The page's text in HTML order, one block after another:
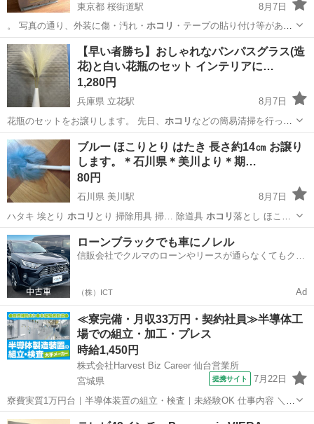
東京都 桜街道駅
8月7日
。 写真の通り、外装に傷・汚れ・ ホコリ ・テープの貼り付け等があり
ます。 状…
東京 武蔵村山市 桜街道駅 テレビ SONY
【早い者勝ち】おしゃれなパンパスグラス(造
花)と白い花瓶のセット インテリアに…
1,280円
兵庫県 立花駅
8月7日
花瓶のセットをお譲りします。 先日、 ホコリ などの簡易清掃を行って
おります。 お…
兵庫 尼崎市 インテリア雑貨/小物 パンパス
ブルー ほこりとり はたき 長さ約14㎝ お譲り
します。＊石川県＊美川より＊期…
80円
石川県 美川駅
8月7日
ハタキ 埃とり ホコリ とり 掃除用具 掃… 除道具 ホコリ 落とし ほこり
落と…
石川 白山市 美川駅 掃除用具
ローンブラックでも車にノレル
信販会社でクルマのローンやリースが通らなくてもクル
（株）ICT Ad
≪寮完備・月収33万円・契約社員≫半導体工
場での組立・加工・プレス
時給1,450円
株式会社Harvest Biz Career 仙台営業所
宮城県
提携サイト 7月22日
寮費実質1万円台｜半導体装置の組立・検査｜未経験OK 仕事内容 ＼半
導体製造装置の組立・検査スタッフ／ 大手メーカー工場内で、半導体
宮城 その他